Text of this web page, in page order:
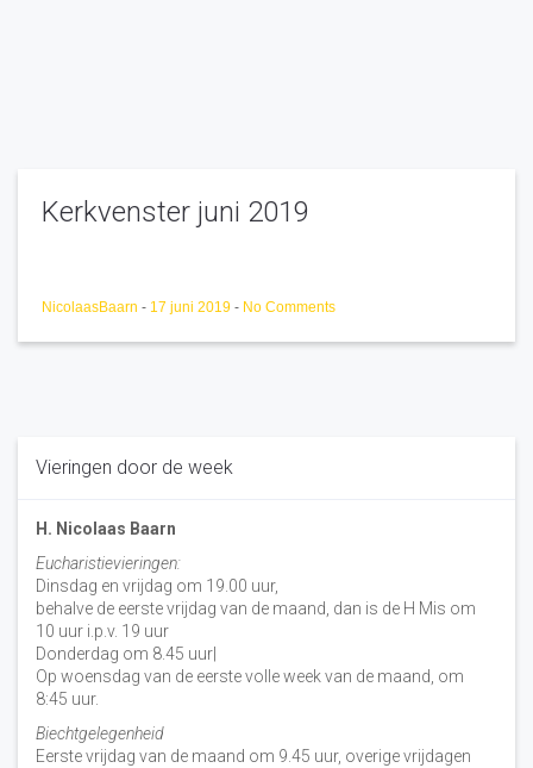
Kerkvenster juni 2019
NicolaasBaarn - 17 juni 2019 - No Comments
Vieringen door de week
H. Nicolaas Baarn
Eucharistievieringen:
Dinsdag en vrijdag om 19.00 uur,
behalve de eerste vrijdag van de maand, dan is de H Mis om
10 uur i.p.v. 19 uur
Donderdag om 8.45 uur|
Op woensdag van de eerste volle week van de maand, om
8:45 uur.
Biechtgelegenheid
Eerste vrijdag van de maand om 9.45 uur, overige vrijdagen